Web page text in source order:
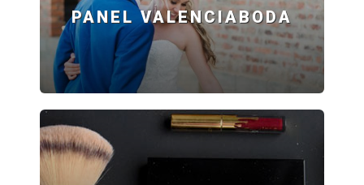
PANEL VALENCIABODA